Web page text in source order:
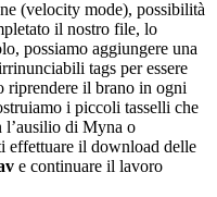
(velocity mode), possibilità
il nostro file, lo
possiamo aggiungere una
tags per essere
riprendere il brano in ogni
i piccoli tasselli che
l’ausilio di Myna o
effettuare il download delle
e continuare il lavoro